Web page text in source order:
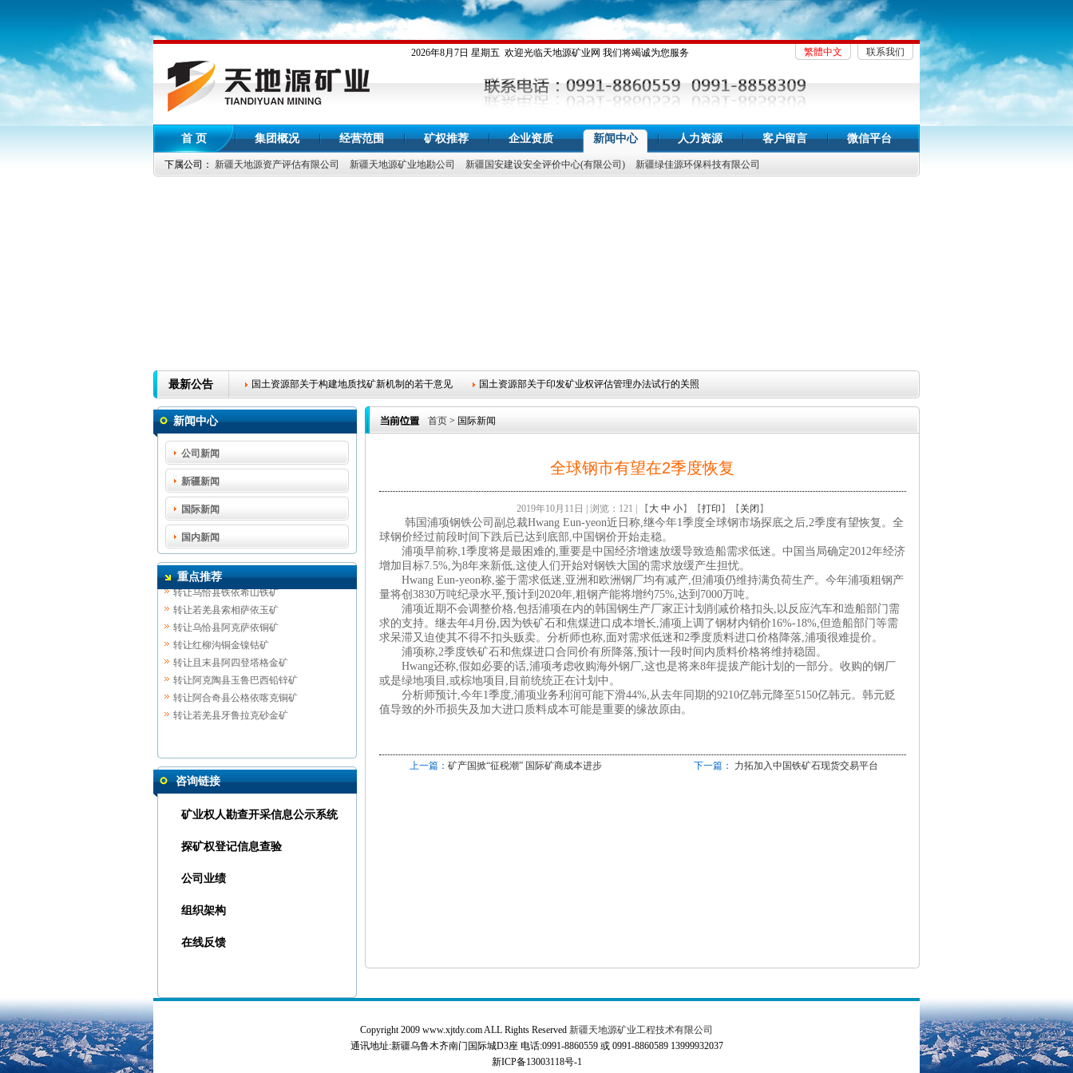
2026年8月7日 星期五 欢迎光临天地源矿业网 我们将竭诚为您服务 繁體中文 联系我们
首 页 集团概况 经营范围 矿权推荐 企业资质 新闻中心 人力资源 客户留言 微信平台
下属公司： 新疆天地源资产评估有限公司 新疆天地源矿业地勘公司 新疆国安建设安全评价中心(有限公司) 新疆绿佳源环保科技有限公司
最新公告 国土资源部关于构建地质找矿新机制的若干意见 国土资源部关于印发矿业权评估管理办法试行的关照
国土资源部关于严酷控制和规范矿业权协议出让管理有关
关于印发矿产资源勘查登记申请资料要求的关照
探矿权申请报件退件通知布告 自治区国土资源厅直属事业单位2010年雇用专业技术人员 矿产资源储量评审认定办法
国土资源部关于构建地质找矿新机制的若干意见
新闻中心
公司新闻
新疆新闻
国际新闻
国内新闻
重点推荐
转让木垒县艾盖巴依南金矿
转让若羌县硝家普铜多金属矿
转让乌恰县铁依希山铁矿
转让若羌县索相萨依玉矿
转让乌恰县阿克萨依铜矿
转让红柳沟铜金镍钴矿
转让且末县阿四登塔格金矿
转让阿克陶县玉鲁巴西铅锌矿
转让阿合奇县公格依喀克铜矿
转让若羌县牙鲁拉克砂金矿
转让乌恰县铁依希山铁矿
转让乌恰县阿克萨依铜矿
咨询链接
矿业权人勘查开采信息公示系统
探矿权登记信息查验
公司业绩
组织架构
在线反馈
首页 > 国际新闻
全球钢市有望在2季度恢复
2019年10月11日 | 浏览： 121 | 【 大 中 小】【打印 】【 关闭 】
韩国浦项钢铁公司副总裁Hwang Eun-yeon近日称,继今年1季度全球钢市场探底之后,2季度有望恢复。全
球钢价经过前段时间下跌后已达到底部,中国钢价开始走稳。
浦项早前称,1季度将是最困难的,重要是中国经济增速放缓导致造船需求低迷。中国当局确定2012年经济
增加目标7.5%,为8年来新低,这使人们开始对钢铁大国的需求放缓产生担忧。
Hwang Eun-yeon称,鉴于需求低迷,亚洲和欧洲钢厂均有减产,但浦项仍维持满负荷生产。今年浦项粗钢产
量将创3830万吨纪录水平,预计到2020年,粗钢产能将增约75%,达到7000万吨。
浦项近期不会调整价格,包括浦项在内的韩国钢生产厂家正计划削减价格扣头,以反应汽车和造船部门需
求的支持。继去年4月份,因为铁矿石和焦煤进口成本增长,浦项上调了钢材内销价16%-18%,但造船部门等需
求呆滞又迫使其不得不扣头贩卖。分析师也称,面对需求低迷和2季度质料进口价格降落,浦项很难提价。
浦项称,2季度铁矿石和焦煤进口合同价有所降落,预计一段时间内质料价格将维持稳固。
Hwang还称,假如必要的话,浦项考虑收购海外钢厂,这也是将来8年提拔产能计划的一部分。收购的钢厂
或是绿地项目,或棕地项目,目前统统正在计划中。
分析师预计,今年1季度,浦项业务利润可能下滑44%,从去年同期的9210亿韩元降至5150亿韩元。韩元贬
值导致的外币损失及加大进口质料成本可能是重要的缘故原由。
上一篇： 矿产国掀“征税潮” 国际矿商成本进步 下一篇： 力拓加入中国铁矿石现货交易平台
Copyright 2009 www.xjtdy.com ALL Rights Reserved 新疆天地源矿业工程技术有限公司
通讯地址:新疆乌鲁木齐南门国际城D3座 电话:0991-8860559 或 0991-8860589 13999932037
新ICP备13003118号-1